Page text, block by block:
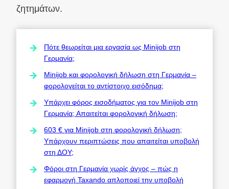
ζητημάτων.
Πότε θεωρείται μια εργασία ως Minijob στη
Γερμανία;
Minijob και φορολογική δήλωση στη Γερμανία –
φορολογείται το αντίστοιχο εισόδημα;
Υπάρχει φόρος εισοδήματος για τον Minijob στη
Γερμανία; Απαιτείται φορολογική δήλωση;
603 € για Minijob στη φορολογική δήλωση;
Υπάρχουν περιπτώσεις που απαιτείται υποβολή
στη ΔΟΥ;
Φόροι στη Γερμανία χωρίς άγχος – πώς η
εφαρμογή Taxando απλοποιεί την υποβολή